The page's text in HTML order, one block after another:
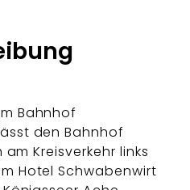
Bahnhof
den Bahnhof
Kreisverkehr links
Hotel Schwabenwirt